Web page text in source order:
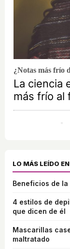
¿Notas más frío
La ciencia
más frío al
LO MÁS LEÍDO
Beneficios de
4 estilos de
que dicen de él
Mascarillas
maltratado